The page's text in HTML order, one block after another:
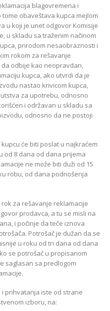
blagovremena i
obaveštava kupca mejlom
u koji je unet odgovor Komisije
u skladu sa traženim načinom
prirodom nesaobraznosti i
rokom za rešavanje
odbije kao neopravdan,
kupca, ako utvrdi da je
nastao krivicom kupca,
za upotrebu, odnosno
i održavan u skladu sa
odnosno da ne postoji
će biti poslat u najkraćem
od 8 dana od dana prijema
ne može biti duži od 15
robu, od dana podnošenja
za rešavanje reklamacije
prodavca, a tu se misli na
i počinje da teče iznova
Potrošač je dužan da se
u roku od tri dana od dana
se potrošač u propisanom
saglasan sa predlogom
prihvatanja iste od strane
izboru, na: